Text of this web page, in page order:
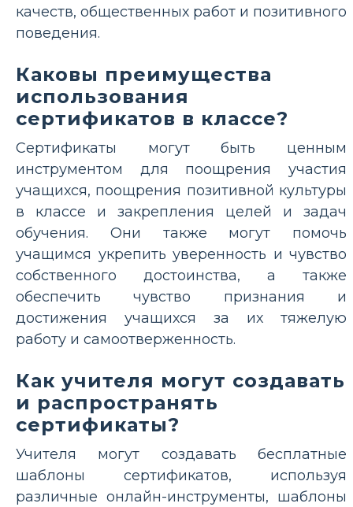
качеств, общественных работ и позитивного
поведения.
Каковы преимущества
использования
сертификатов в классе?
Сертификаты могут быть ценным
инструментом для поощрения участия
учащихся, поощрения позитивной культуры
в классе и закрепления целей и задач
обучения. Они также могут помочь
учащимся укрепить уверенность и чувство
собственного достоинства, а также
обеспечить чувство признания и
достижения учащихся за их тяжелую
работу и самоотверженность.
Как учителя могут создавать
и распространять
сертификаты?
Учителя могут создавать бесплатные
шаблоны сертификатов, используя
различные онлайн-инструменты, шаблоны